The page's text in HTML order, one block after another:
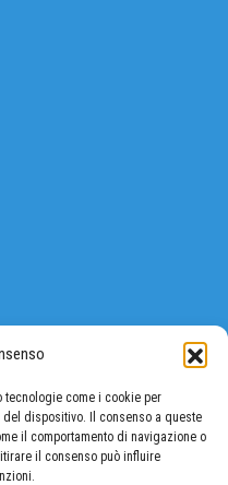
tecnologie come i cookie per
dispositivo. Il consenso a queste
il comportamento di navigazione o
il consenso può influire